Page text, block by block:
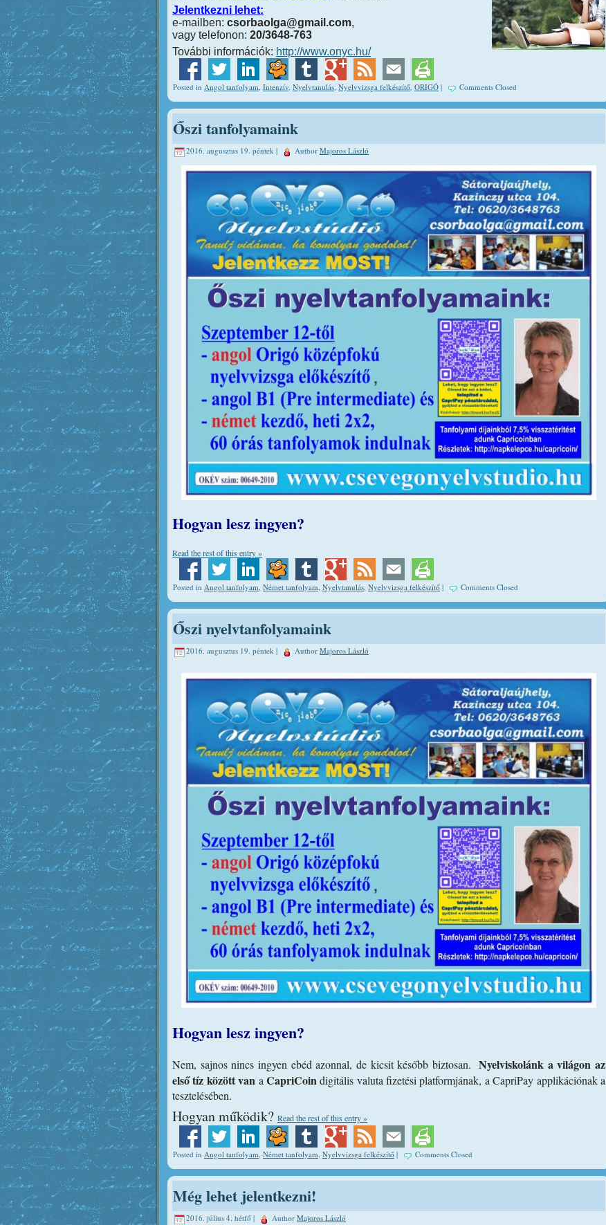
Jelentkezni lehet:
e-mailben: csorbaolga@gmail.com,
vagy telefonon: 20/3648-763
További információk: http://www.onyc.hu/
Posted in Angol tanfolyam, Intenzív, Nyelvtanulás, Nyelvvizsga felkészítő, ORIGÓ | Comments Closed
Őszi tanfolyamaink
2016. augusztus 19. péntek | Author Majoros László
Hogyan lesz ingyen?
Read the rest of this entry »
Posted in Angol tanfolyam, Német tanfolyam, Nyelvtanulás, Nyelvvizsga felkészítő | Comments Closed
Őszi nyelvtanfolyamaink
2016. augusztus 19. péntek | Author Majoros László
Hogyan lesz ingyen?
Nem, sajnos nincs ingyen ebéd azonnal, de kicsit később biztosan. Nyelviskolánk a világon az
első tíz között van a CapriCoindigitális valuta fizetési platformjának, a CapriPay applikációnak a
tesztelésében.
Hogyan működik? Read the rest of this entry »
Posted in Angol tanfolyam, Német tanfolyam, Nyelvvizsga felkészítő | Comments Closed
Még lehet jelentkezni!
2016. július 4. hétfő | Author Majoros László